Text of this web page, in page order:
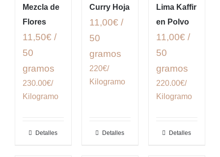
Mezcla de
Flores
11,50€ /
50
gramos
230.00€/
Kilogramo
Detalles
Curry Hoja
11,00€ /
50
gramos
220€/
Kilogramo
Detalles
Lima Kaffir
en Polvo
11,00€ /
50
gramos
220.00€/
Kilogramo
Detalles